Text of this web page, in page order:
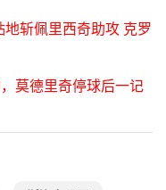
斩佩里西奇助攻 克罗
莫德里奇停球后一记